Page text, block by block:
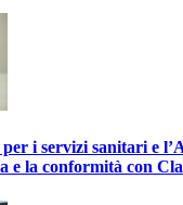
i servizi sanitari e
e la conformità con